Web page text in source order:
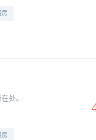
处。